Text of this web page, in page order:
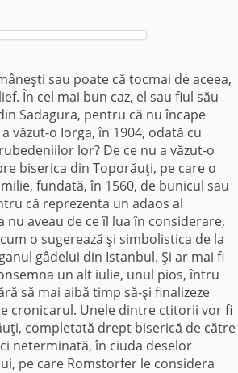
sau poate că tocmai de aceea,
În cel mai bun caz, el sau fiul său
Sadagura, pentru că nu încape
văzut-o Iorga, în 1904, odată cu
lor? De ce nu a văzut-o
biserica din Toporăuţi, pe care o
fundată, în 1560, de bunicul sau
că reprezenta un adaos al
aveau de ce îl lua în considerare,
o sugerează şi simbolistica de la
gâdelui din Istanbul. Şi ar mai fi
un alt iulie, unul pios, întru
să mai aibă timp să-şi finalizeze
cronicarul. Unele dintre ctitorii vor fi
completată drept biserică de către
neterminată, în ciuda deselor
pe care Romstorfer le considera